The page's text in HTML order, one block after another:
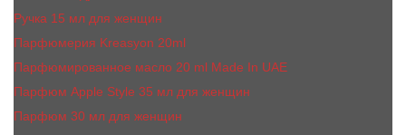
Ручка 15 мл для женщин
Парфюмерия Kreasyon 20ml
Парфюмированное масло 20 ml Made In UAE
Парфюм Apple Style 35 мл для женщин
Парфюм 30 мл для женщин